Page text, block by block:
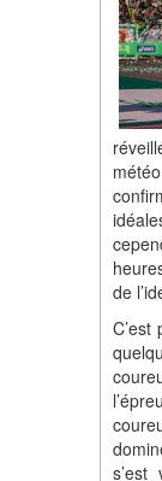
de